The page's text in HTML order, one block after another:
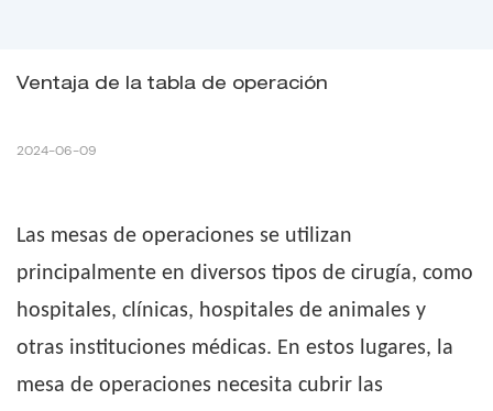
Ventaja de la tabla de operación
2024-06-09
Las mesas de operaciones se utilizan
principalmente en diversos tipos de cirugía, como
hospitales, clínicas, hospitales de animales y
otras instituciones médicas. En estos lugares, la
mesa de operaciones necesita cubrir las